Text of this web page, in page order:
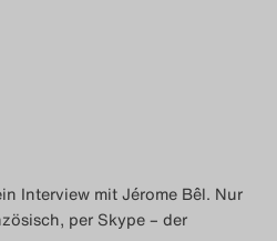
Interview mit Jérome Bêl. Nur
per Skype – der